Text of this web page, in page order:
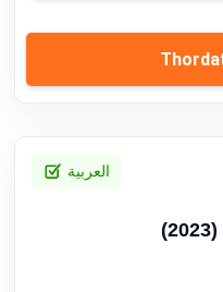
العربية
(2023)